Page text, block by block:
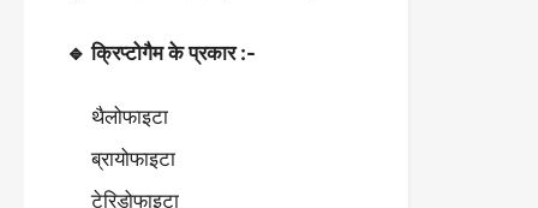
🔹 क्रिप्टोगैम के प्रकार :-
थैलोफाइटा
ब्रायोफाइटा
टेरिडोफाइटा